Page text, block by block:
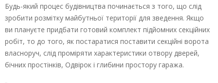
Будь-який процес будівництва починається з того, що слід
зробити розмітку майбутньої території для зведення. Якщо
ви плануєте придбати готовий комплект підйомних секційних
робіт, то до того, як постаратися поставити секційні ворота
власноруч, слід проміряти характеристики отвору дверей,
бічних простінків, Одвірок і глибини простору гаража.